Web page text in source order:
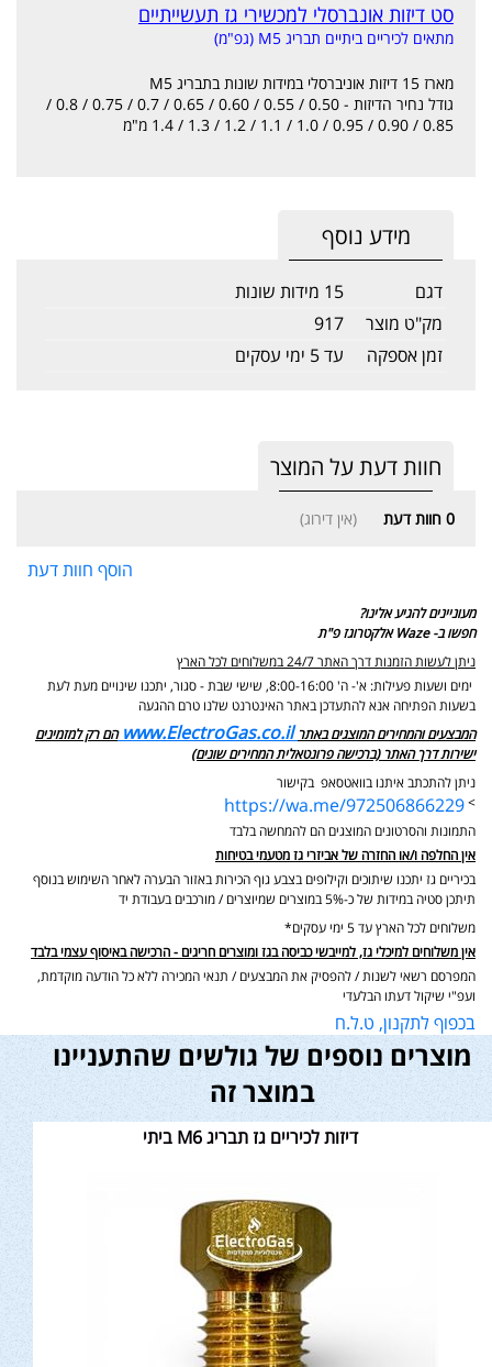
סט דיזות אונברסלי למכשירי גז תעשייתיים
מתאים לכיריים ביתיים תבריג M5 (גפ"מ)
מארז 15 דיזות אוניברסלי במידות שונות בתבריג M5
גודל נחיר הדיזות -
0.50 / 0.55 / 0.60 / 0.65 / 0.7 / 0.75 / 0.8 /
0.85 / 0.90 / 0.95 / 1.0 / 1.1 / 1.2 / 1.3 / 1.4 מ"מ
מידע נוסף
דגם
15 מידות שונות
מק"ט מוצר
917
זמן אספקה
עד 5 ימי עסקים
חוות דעת על המוצר
0 חוות דעת (אין דירוג)
הוסף חוות דעת
מעוניינים להגיע אלינו?
חפשו ב- Waze אלקטרוגז פ"ת
ניתן לעשות הזמנות דרך האתר 24/7 במשלוחים לכל הארץ
ימים ושעות פעילות: א'- ה' 8:00-16:00, שישי שבת - סגור,
יתכנו שינויים מעת לעת
בשעות הפתיחה אנא להתעדכן באתר האינטרנט שלנו טרם ההגעה
המבצעים והמחירים המוצגים באתר www.ElectroGas.co.il הם רק למזמינים
ישירות דרך האתר (ברכישה פרונטאלית המחירים שונים)
ניתן להתכתב איתנו בוואטסאפ בקישור
>
https://wa.me/972506866229
התמונות והסרטונים המוצגים הם להמחשה בלבד
אין החלפה ו/או החזרה של אביזרי גז מטעמי בטיחות
בכיריים גז יתכנו שיתוכים וקילופים בצבע גוף הכירות באזור הבערה לאחר השימוש בנוסף
תיתכן סטיה במידות של כ-5% במוצרים שמיוצרים / מורכבים בעבודת יד
משלוחים לכל הארץ עד 5 ימי עסקים*
אין משלוחים למיכלי גז, למייבשי כביסה בגז ומוצרים חריגים - הרכישה באיסוף עצמי בלבד
המפרסם רשאי לשנות / להפסיק את המבצעים / תנאי המכירה ללא כל הודעה מוקדמת,
ועפ"י שיקול דעתו הבלעדי
בכפוף לתקנון, ט.ל.ח
מוצרים נוספים של גולשים שהתעניינו
במוצר זה
דיזות לכיריים גז תבריג M6 ביתי